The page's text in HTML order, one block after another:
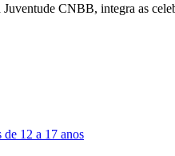
CNBB, integra as